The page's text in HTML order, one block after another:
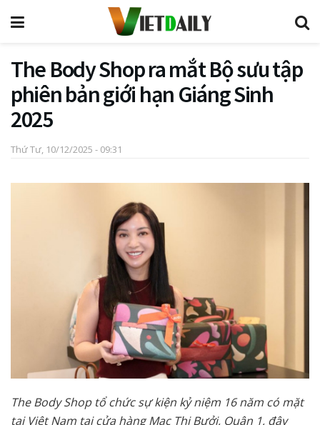
The Body Shop ra mắt Bộ sưu tập
phiên bản giới hạn Giáng Sinh
2025
Thứ Tư, 10/12/2025 - 09:31
The Body Shop tổ chức sự kiện kỷ niệm 16 năm có mặt
tại Việt Nam tại cửa hàng Mạc Thị Bưởi, Quận 1, đây